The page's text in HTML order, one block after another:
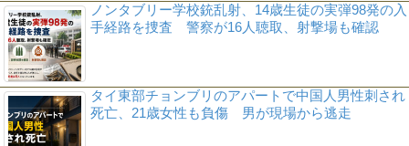
ノンタブリー学校銃乱射、14歳生徒の実弾98発の入
手経路を捜査 警察が16人聴取、射撃場も確認
タイ東部チョンブリのアパートで中国人男性刺され
死亡、21歳女性も負傷 男が現場から逃走